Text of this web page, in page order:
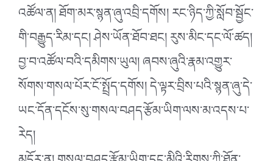
འཚོལ་ན། ཐོག་མར་སྙན་ཞུ་འབྲི་དགོས། རང་ཉིད་ཀྱི་སློབ་སྦྱོང་
གི་བརྒྱུད་རིམ་དང། ཤེས་ཡོན་ཐོབ་ཐང། རུས་མིང་དང་ལོ་ཚད།
བྱ་བ་འཚོལ་བའི་དམིགས་ཡུལ། ཞབས་ཞུའི་རྣམ་འགྱུར་
སོགས་གསལ་པོར་ངོ་སྤྲོད་དགོས། དེ་ལྟར་བྲིས་པའི་སྙན་ཞུ་དེ་
ཡང་དོན་དངོས་སུ་གསལ་བཤད་རྩོམ་ཡིག་ལས་མ་འདས་པ་
རེད།